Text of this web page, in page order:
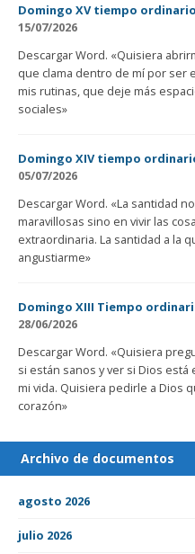
Domingo XV tiempo ordinario
15/07/2026
Descargar Word. «Quisiera
que clama dentro de mí por ser
mis rutinas, que deje más
sociales»
Domingo XIV tiempo
05/07/2026
Descargar Word. «La santidad
maravillosas sino en vivir las
extraordinaria. La santidad a la
angustiarme»
Domingo XIII Tiempo
28/06/2026
Descargar Word. «Quisiera
si están sanos y ver si Dios
mi vida. Quisiera pedirle a Dios
corazón»
Archivo de documentos
agosto 2026
julio 2026